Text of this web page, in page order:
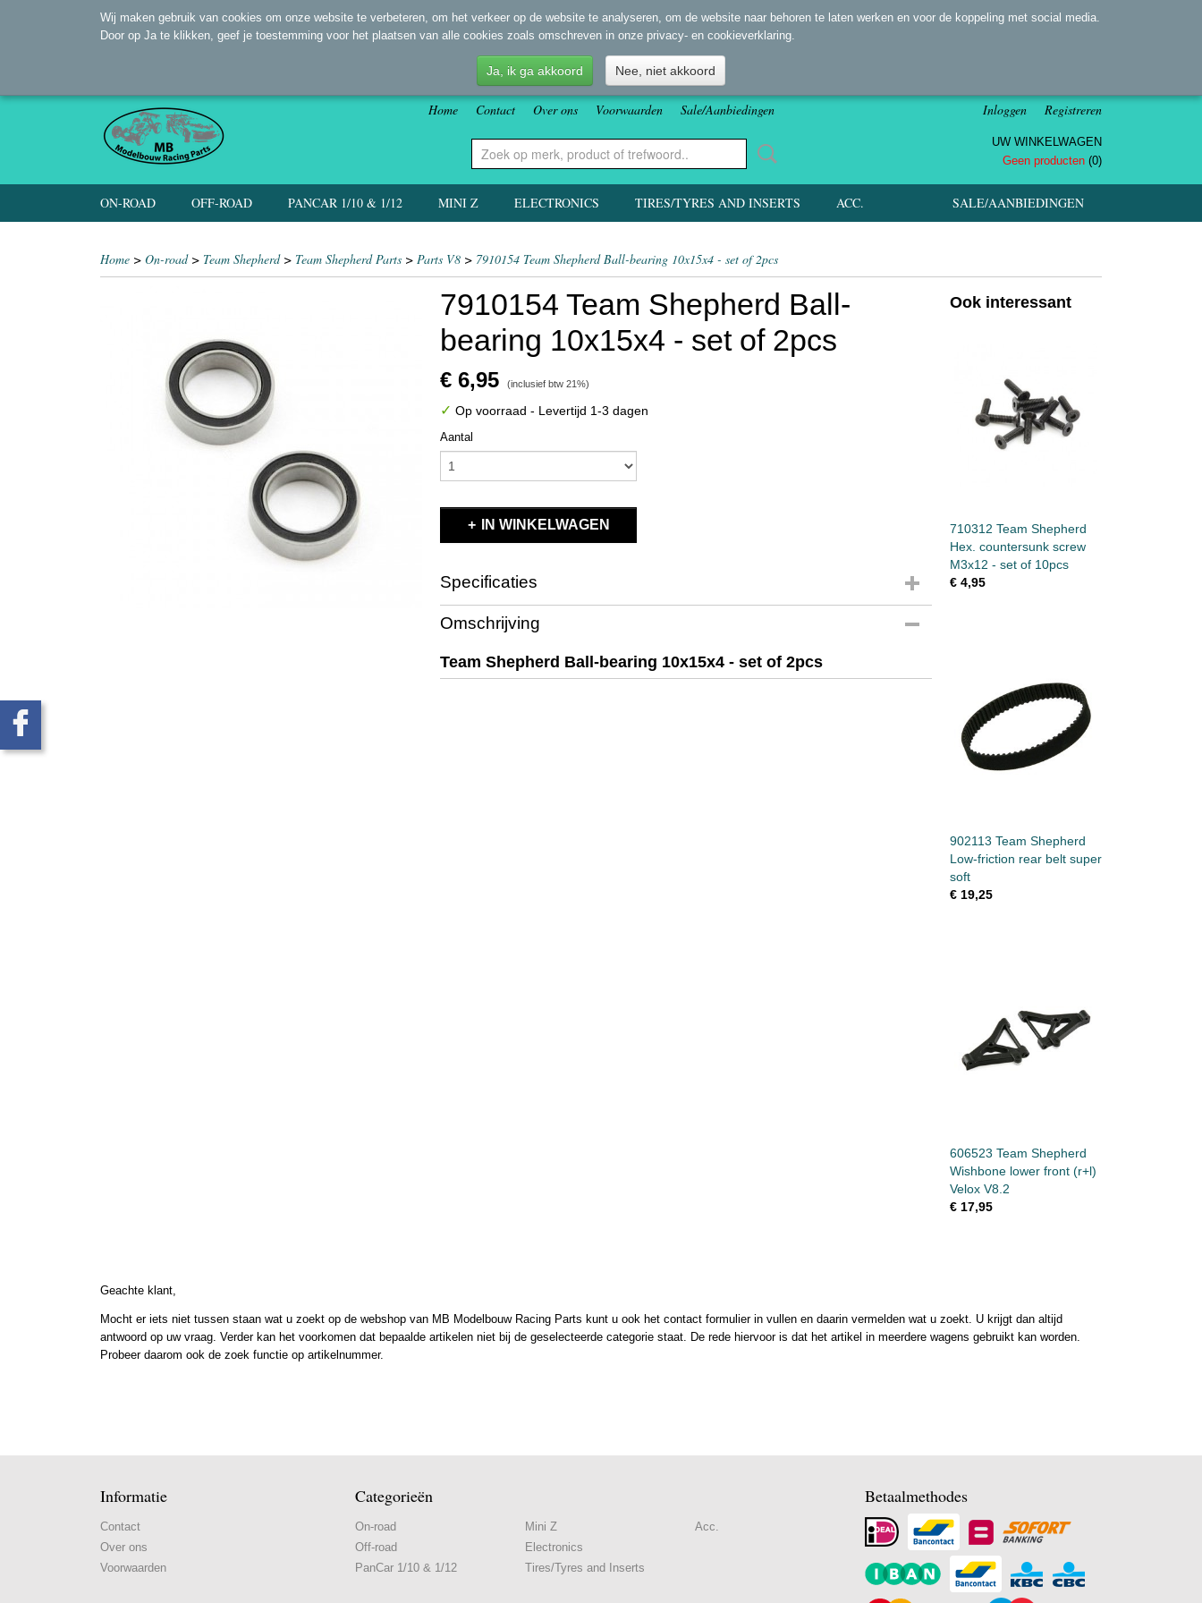
Home Contact Over ons Voorwaarden Sale/Aanbiedingen Inloggen Registreren
UW WINKELWAGEN
Geen producten (0)
SALE/AANBIEDINGEN
ON-ROAD OFF-ROAD PANCAR 1/10 & 1/12 MINI Z ELECTRONICS TIRES/TYRES AND INSERTS ACC.
Home > On-road> Team Shepherd> Team Shepherd Parts > Parts V8 > 7910154 Team Shepherd Ball-bearing 10x15x4 - set of 2pcs
7910154 Team Shepherd Ball-
bearing 10x15x4 - set of 2pcs
€ 6,95 (inclusief btw 21%)
✓ Op voorraad - Levertijd 1-3 dagen
Aantal
IN WINKELWAGEN
Specificaties
Productcode
EAN code
Bruto gewicht
0,10 Kg
Omschrijving
Team Shepherd Ball-bearing 10x15x4 - set of 2pcs
Ook interessant
710312 Team Shepherd
Hex. countersunk screw
M3x12 - set of 10pcs
€ 4,95
902113 Team Shepherd
Low-friction rear belt super
soft
€ 19,25
606523 Team Shepherd
Wishbone lower front (r+l)
Velox V8.2
€ 17,95
Geachte klant,
Mocht er iets niet tussen staan wat u zoekt op de webshop van MB Modelbouw Racing Parts kunt u ook het contact formulier in vullen en daarin vermelden wat u zoekt. U krijgt dan altijd
antwoord op uw vraag. Verder kan het voorkomen dat bepaalde artikelen niet bij de geselecteerde categorie staat. De rede hiervoor is dat het artikel in meerdere wagens gebruikt kan worden.
Probeer daarom ook de zoek functie op artikelnummer.
Informatie
Contact
Over ons
Voorwaarden
Categorieën
On-road
Off-road
PanCar 1/10 & 1/12
Mini Z
Electronics
Tires/Tyres and Inserts
Acc.
Betaalmethodes
Wij maken gebruik van cookies om onze website te verbeteren, om het verkeer op de website te analyseren, om de website naar behoren te laten werken en voor de koppeling met social media.
Door op Ja te klikken, geef je toestemming voor het plaatsen van alle cookies zoals omschreven in onze privacy- en cookieverklaring.
Ja, ik ga akkoord Nee, niet akkoord